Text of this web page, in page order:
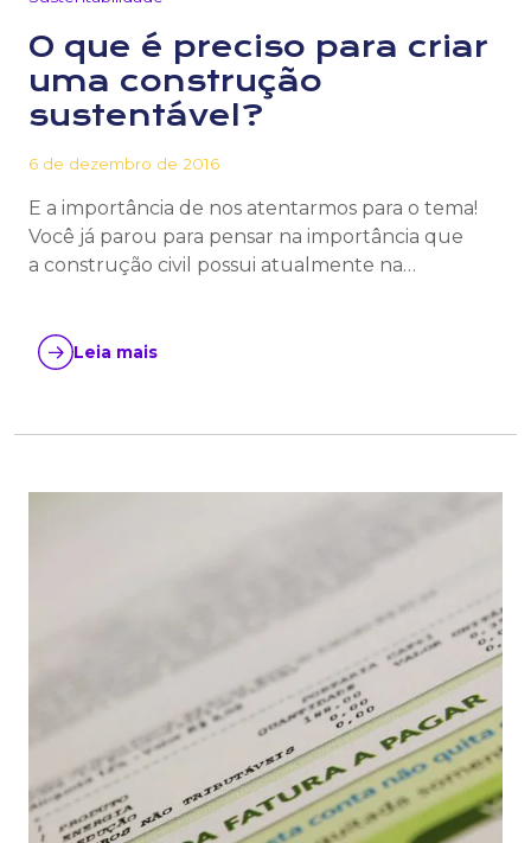
O que é preciso para criar
uma construção
sustentável?
6 de dezembro de 2016
E a importância de nos atentarmos para o tema!
Você já parou para pensar na importância que
a construção civil possui atualmente na…
Leia mais